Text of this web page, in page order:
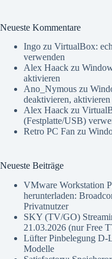
Neueste Kommentare
Ingo zu VirtualBox:
verwenden
Alex Haack zu
aktivieren
Ano_Nymous zu
deaktivieren, aktivieren
Alex Haack zu
(Festplatte/USB)
Retro PC Fan zu
Neueste Beiträge
VMware Workstation
herunterladen:
Privatnutzer
SKY (TV/GO)
21.03.2026 (nur Free
Lüfter Pinbelegung D-
Modelle